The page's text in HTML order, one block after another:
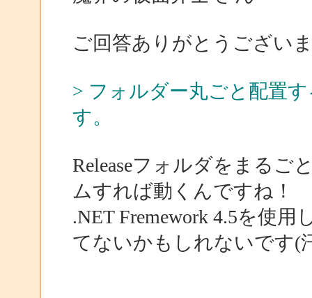
ご回答ありがとうござい
> フォルダー丸ごと配置
す。
Releaseフォルダをまるご
ムすれば動くんですね！
.NET Fremework 4.5を使
てないかもしれないです(